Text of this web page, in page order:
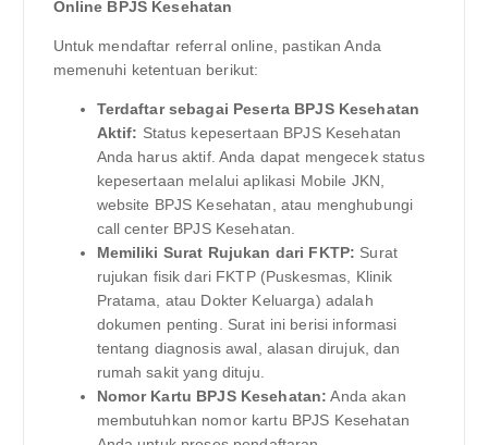
Online BPJS Kesehatan
Untuk mendaftar referral online, pastikan Anda
memenuhi ketentuan berikut:
Terdaftar sebagai Peserta BPJS Kesehatan
Aktif: Status kepesertaan BPJS Kesehatan
Anda harus aktif. Anda dapat mengecek status
kepesertaan melalui aplikasi Mobile JKN,
website BPJS Kesehatan, atau menghubungi
call center BPJS Kesehatan.
Memiliki Surat Rujukan dari FKTP: Surat
rujukan fisik dari FKTP (Puskesmas, Klinik
Pratama, atau Dokter Keluarga) adalah
dokumen penting. Surat ini berisi informasi
tentang diagnosis awal, alasan dirujuk, dan
rumah sakit yang dituju.
Nomor Kartu BPJS Kesehatan: Anda akan
membutuhkan nomor kartu BPJS Kesehatan